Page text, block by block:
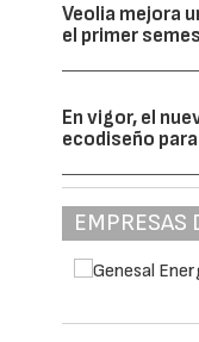
Veolia mejora
el primer
En vigor, el
ecodiseño
EMPRESAS